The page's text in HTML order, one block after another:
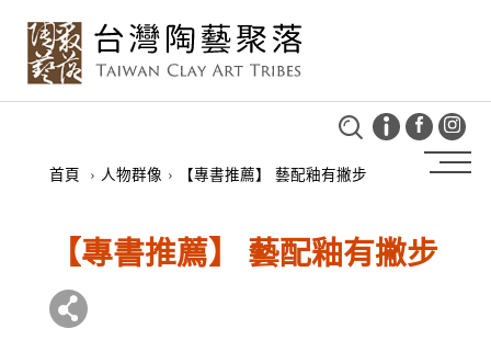
首頁 › 人物群像 › 【專書推薦】 藝配釉有撇步
【專書推薦】 藝配釉有撇步